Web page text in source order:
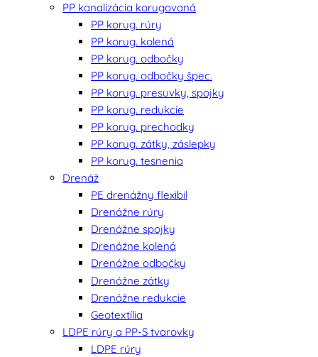
PP kanalizácia korugovaná
PP korug. rúry
PP korug. kolená
PP korug. odbočky
PP korug. odbočky špec.
PP korug. presuvky, spojky
PP korug. redukcie
PP korug. prechodky
PP korug. zátky, záslepky
PP korug. tesnenia
Drenáž
PE drenážny flexibil
Drenážne rúry
Drenážne spojky
Drenážne kolená
Drenážne odbočky
Drenážne zátky
Drenážne redukcie
Geotextília
LDPE rúry a PP-S tvarovky
LDPE rúry